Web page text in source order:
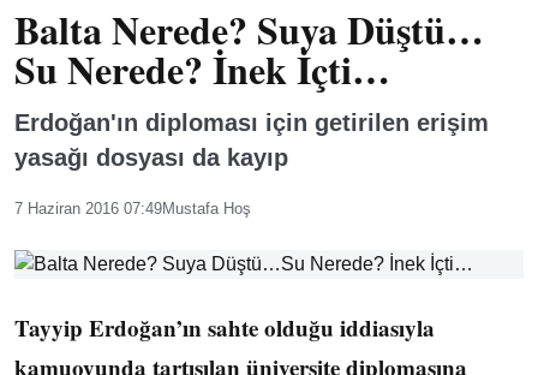
Balta Nerede? Suya Düştü…
Su Nerede? İnek İçti…
Erdoğan'ın diploması için getirilen erişim
yasağı dosyası da kayıp
7 Haziran 2016 07:49Mustafa Hoş
Tayyip Erdoğan’ın sahte olduğu iddiasıyla
kamuoyunda tartışılan üniversite diplomasına